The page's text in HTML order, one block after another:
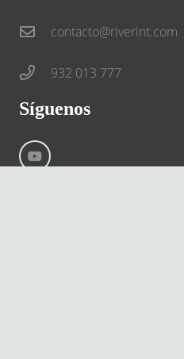
contacto@riverint.com
932 013 777
Síguenos